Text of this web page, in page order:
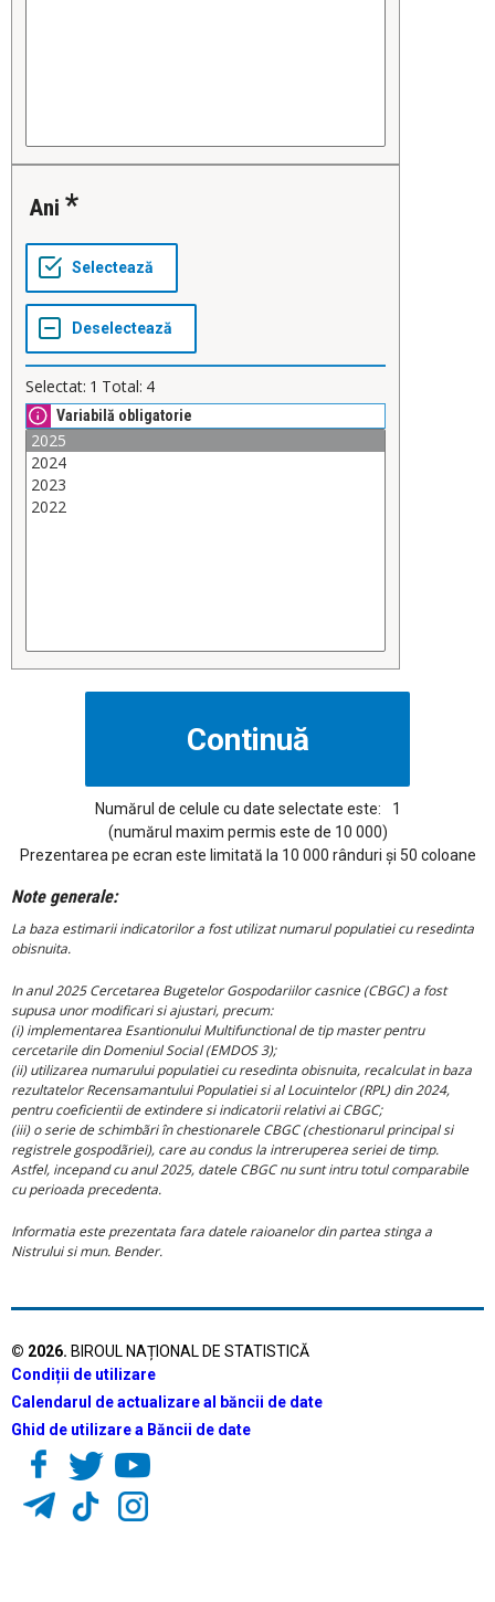
Ani
Selectat: 1 Total: 4
Variabilă obligatorie
Numărul de celule cu date selectate este:
1
(numărul maxim permis este de 10 000)
Prezentarea pe ecran este limitată la 10 000 rânduri și 50 coloane
Note generale:
La baza estimarii indicatorilor a fost utilizat numarul populatiei cu resedinta
obisnuita.
In anul 2025 Cercetarea Bugetelor Gospodariilor casnice (CBGC) a fost
supusa unor modificari si ajustari, precum:
(i) implementarea Esantionului Multifunctional de tip master pentru
cercetarile din Domeniul Social (EMDOS 3);
(ii) utilizarea numarului populatiei cu resedinta obisnuita, recalculat in baza
rezultatelor Recensamantului Populatiei si al Locuintelor (RPL) din 2024,
pentru coeficientii de extindere si indicatorii relativi ai CBGC;
(iii) o serie de schimbãri în chestionarele CBGC (chestionarul principal si
registrele gospodãriei), care au condus la intreruperea seriei de timp.
Astfel, incepand cu anul 2025, datele CBGC nu sunt intru totul comparabile
cu perioada precedenta.
Informatia este prezentata fara datele raioanelor din partea stinga a
Nistrului si mun. Bender.
© 2026. BIROUL NAȚIONAL DE STATISTICĂ
Condiții de utilizare
Calendarul de actualizare al băncii de date
Ghid de utilizare a Băncii de date